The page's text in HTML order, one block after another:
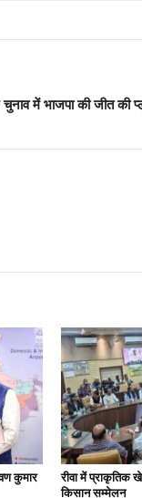
में भाजपा की जीत की
कुमार
रीवा में प्राकृतिक
किसान सम्मेलन